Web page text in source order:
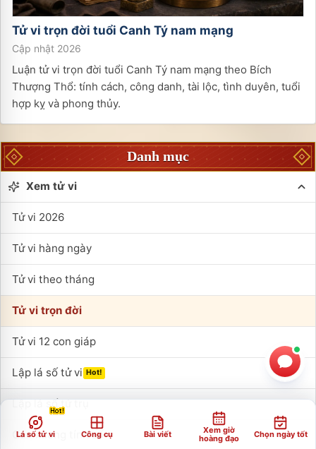
Tử vi trọn đời tuổi Canh Tý nam mạng
Cập nhật 2026
Luận tử vi trọn đời tuổi Canh Tý nam mạng theo Bích
Thượng Thổ: tính cách, công danh, tài lộc, tình duyên, tuổi
hợp kỵ và phong thủy.
Danh mục
Xem tử vi
Tử vi 2026
Tử vi hàng ngày
Tử vi theo tháng
Tử vi trọn đời
Tử vi 12 con giáp
Lập lá số tử vi Hot!
Lập lá số tứ trụ
Cân xương tính số
Lá số tử vi Công cụ Bài viết
Xem giờ
hoàng đạo
Chọn ngày tốt